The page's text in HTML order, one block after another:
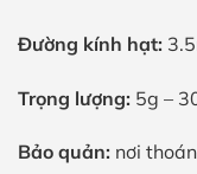
Đường kính hạt:
Trọng lượng: 5g –
Bảo quản: nơi